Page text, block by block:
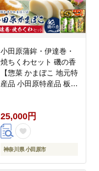
小田原蒲鉾・伊達巻・
焼ちくわセット 磯の香
【惣菜 かまぼこ 地元特
産品 小田原特産品 板付
こだわりのかまぼこ 神
奈川県 小田原市 】
25,000円
神奈川県 小田原市